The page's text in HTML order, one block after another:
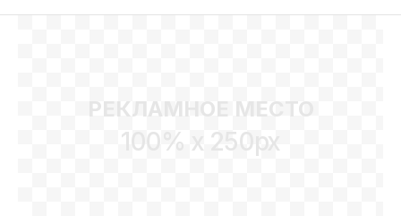
РЕКЛАМНОЕ МЕСТО
100% x 250px